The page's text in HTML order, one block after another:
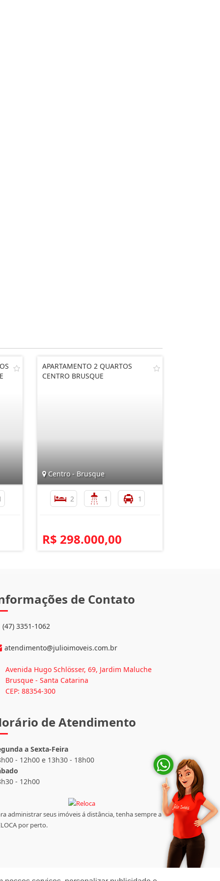
APARTAMENTO 2 QUARTOS
CENTRO BRUSQUE
Centro - Brusque
2 1 1
R$ 298.000,00
de Contato
(47) 3351-1062
atendimento@julioimoveis.com.br
Avenida Hugo Schlösser, 69, Jardim Maluche
Brusque - Santa Catarina
CEP: 88354-300
de Atendimento
a Sexta-Feira
- 12h00 e 13h30 - 18h00
- 12h00
administrar seus imóveis á distância, tenha sempre a
por perto.